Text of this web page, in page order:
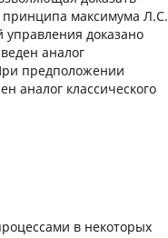
принципа максимума Л.С.
управления доказано
аналог
предположении
аналог классического
в некоторых